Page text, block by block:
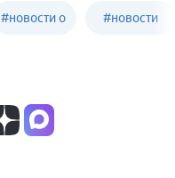
#новости о
Алтайского
#новости